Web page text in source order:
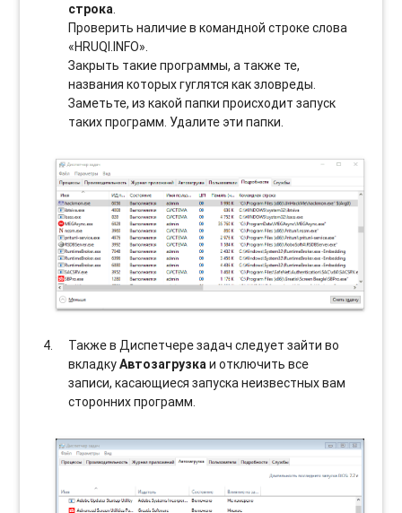
строка.
Проверить наличие в командной строке слова
«HRUQI.INFO».
Закрыть такие программы, а также те,
названия которых гуглятся как зловреды.
Заметьте, из какой папки происходит запуск
таких программ. Удалите эти папки.
Также в Диспетчере задач следует зайти во
вкладкуАвтозагрузкаи отключить все
записи, касающиеся запуска неизвестных вам
сторонних программ.